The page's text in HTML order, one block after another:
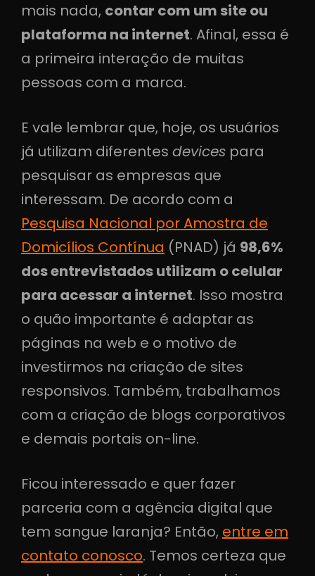
mais nada, contar com um site ou
plataforma na internet. Afinal, essa é
a primeira interação de muitas
pessoas com a marca.
E vale lembrar que, hoje, os usuários
já utilizam diferentes devices para
pesquisar as empresas que
interessam. De acordo com a
Pesquisa Nacional por Amostra de
Domicílios Contínua (PNAD) já 98,6%
dos entrevistados utilizam o celular
para acessar a internet. Isso mostra
o quão importante é adaptar as
páginas na web e o motivo de
investirmos na criação de sites
responsivos. Também, trabalhamos
com a criação de blogs corporativos
e demais portais on-line.
Ficou interessado e quer fazer
parceria com a agência digital que
tem sangue laranja? Então, entre em
contato conosco. Temos certeza que